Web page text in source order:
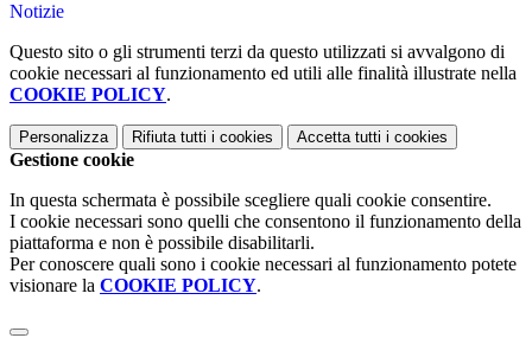
Notizie
Questo sito o gli strumenti terzi da questo utilizzati si avvalgono di
cookie necessari al funzionamento ed utili alle finalità illustrate nella
COOKIE POLICY.
Personalizza Rifiuta tutti i cookies Accetta tutti i cookies
Gestione cookie
In questa schermata è possibile scegliere quali cookie consentire.
I cookie necessari sono quelli che consentono il funzionamento della
piattaforma e non è possibile disabilitarli.
Per conoscere quali sono i cookie necessari al funzionamento potete
visionare la COOKIE POLICY.